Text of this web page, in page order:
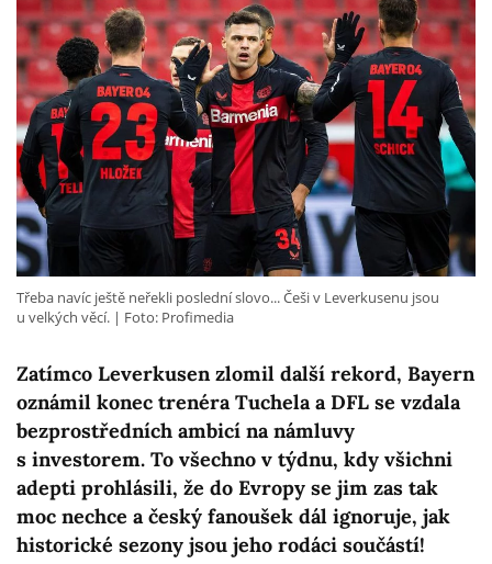
Zatímco Leverkusen zlomil další rekord, Bayern
oznámil konec trenéra Tuchela a DFL se vzdala
bezprostředních ambicí na námluvy
s investorem. To všechno v týdnu, kdy všichni
adepti prohlásili, že do Evropy se jim zas tak
moc nechce a český fanoušek dál ignoruje, jak
historické sezony jsou jeho rodáci součástí!
Třeba navíc ještě neřekli poslední slovo... Češi v Leverkusenu jsou
u velkých věcí.
Foto: Profimedia